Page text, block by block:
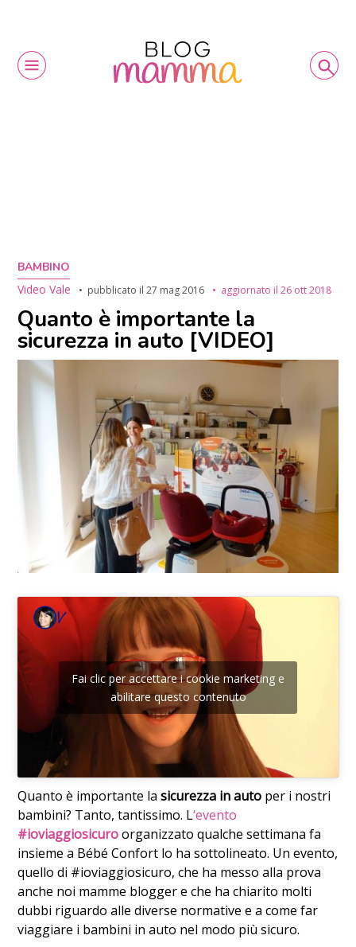
BAMBINO
Video Vale
pubblicato il27 mag 2016 aggiornato il26 ott 2018
Quanto è importante la
sicurezza in auto [VIDEO]
Fai clic per accettare i cookie marketing e
abilitare questo contenuto
Quanto è importante lasicurezza in auto per i nostri
bambini? Tanto, tantissimo. L‘evento
#ioviaggiosicuro organizzato qualche settimana fa
insieme a Bébé Confort lo ha sottolineato. Un evento,
quello di #ioviaggiosicuro, che ha messo alla prova
anche noi mamme blogger e che ha chiarito molti
dubbi riguardo alle diverse normative e a come far
viaggiare i bambini in auto nel modo più sicuro.